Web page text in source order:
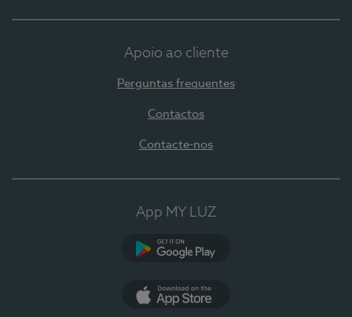
Apoio ao cliente
Perguntas frequentes
Contactos
Contacte-nos
App MY LUZ